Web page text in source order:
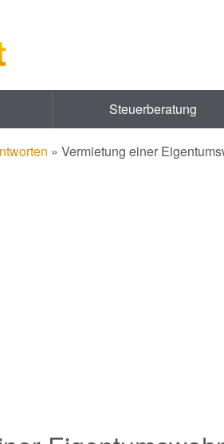
Steuerberatung
» Vermietung einer